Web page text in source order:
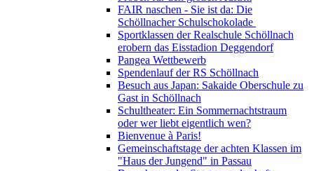
FAIR naschen - Sie ist da: Die
Schöllnacher Schulschokolade
Sportklassen der Realschule Schöllnach
erobern das Eisstadion Deggendorf
Pangea Wettbewerb
Spendenlauf der RS Schöllnach
Besuch aus Japan: Sakaide Oberschule zu
Gast in Schöllnach
Schultheater: Ein Sommernachtstraum
oder wer liebt eigentlich wen?
Bienvenue à Paris!
Gemeinschaftstage der achten Klassen im
"Haus der Jungend" in Passau